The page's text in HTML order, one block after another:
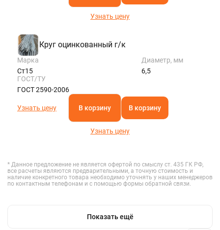
Узнать цену
Круг оцинкованный г/к
Марка
Ст15
Диаметр, мм
6,5
ГОСТ/ТУ
ГОСТ 2590-2006
Узнать цену В корзину В корзину
Узнать цену
* Данное предложение не является офертой по смыслу ст. 435 ГК РФ,
все расчеты являются предварительными, а точную стоимость и
наличие конкретного товара необходимо уточнять у наших менеджеров
по контактным телефонам и с помощью формы обратной связи.
Показать ещё